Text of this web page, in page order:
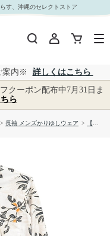
おきなわセレクト サンエー公式通
す、沖縄のセレクトストア
案内※
詳しくはこちら
クーポン配布中7月31日ま
ら
> 長袖 メンズかりゆしウェア > 【送料無料】デイゴ柄 長袖 かりゆしウェア P-SAEM1928